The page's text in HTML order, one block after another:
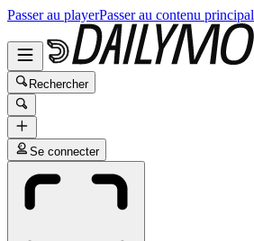
Passer au playerPasser au contenu principal
Rechercher
Se connecter